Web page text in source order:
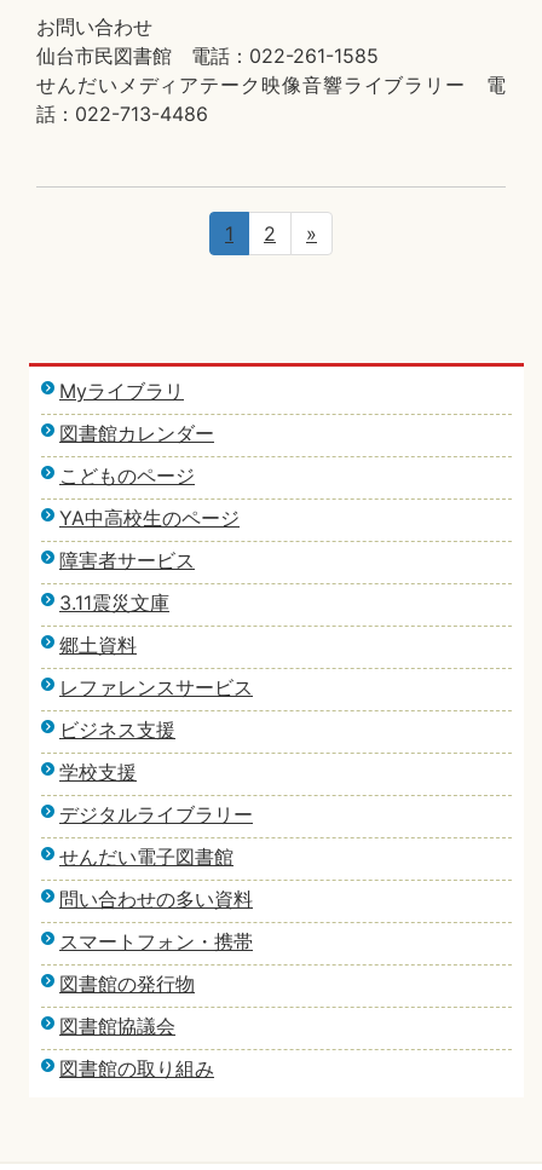
お問い合わせ
仙台市民図書館 電話：022-261-1585
せんだいメディアテーク映像音響ライブラリー 電
話：022-713-4486
1 2 »
Myライブラリ
図書館カレンダー
こどものページ
YA中高校生のページ
障害者サービス
3.11震災文庫
郷土資料
レファレンスサービス
ビジネス支援
学校支援
デジタルライブラリー
せんだい電子図書館
問い合わせの多い資料
スマートフォン・携帯
図書館の発行物
図書館協議会
図書館の取り組み